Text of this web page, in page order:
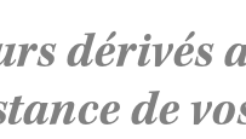
dérivés
de